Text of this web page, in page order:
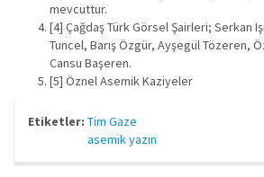
mevcuttur.
[4] Çağdaş Türk Görsel Şairleri; Serkan
Tuncel, Barış Özgür, Ayşegül Tözeren,
Cansu Başeren.
[5] Öznel Asemik Kaziyeler
Etiketler: Tim Gaze
asemik yazın